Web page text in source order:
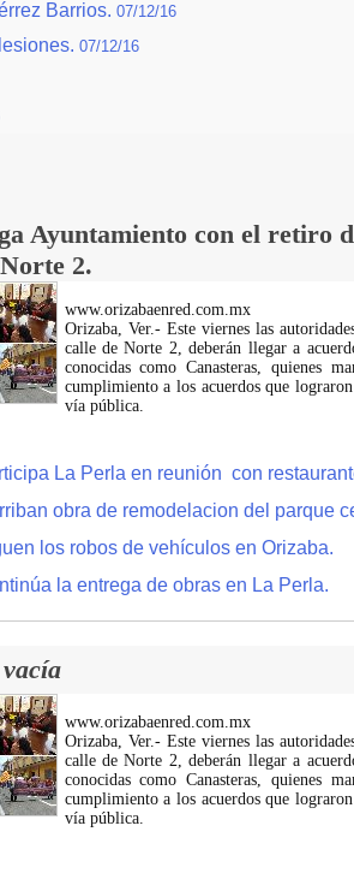
Barrios. 07/12/16
07/12/16
Ayuntamiento con el retiro
2.
www.orizabaenred.com.mx
Orizaba, Ver.- Este viernes las
calle de Norte 2, deberán llegar a
conocidas como Canasteras, quienes
cumplimiento a los acuerdos que
vía pública.
La Perla en reunión con
obra de remodelacion del parque
los robos de vehículos en Orizaba.
la entrega de obras en La Perla.
www.orizabaenred.com.mx
Orizaba, Ver.- Este viernes las
calle de Norte 2, deberán llegar a
conocidas como Canasteras, quienes
cumplimiento a los acuerdos que
vía pública.